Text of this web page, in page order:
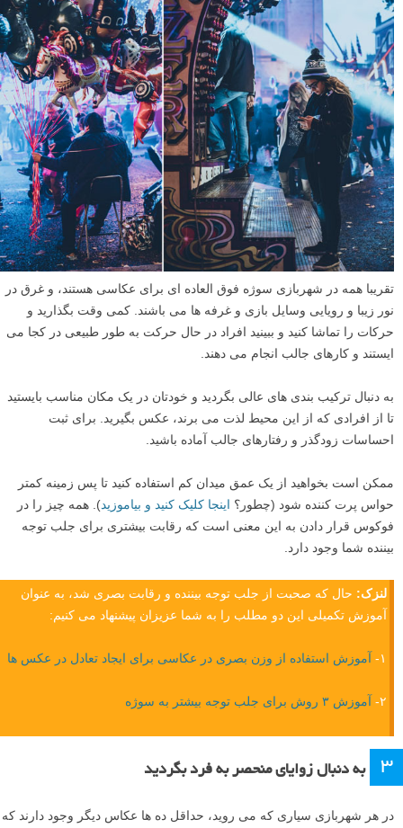
تقریبا همه در شهربازی سوژه فوق العاده ای برای عکاسی هستند، و غرق در
نور زیبا و رویایی وسایل بازی و غرفه ها می باشند. کمی وقت بگذارید و
حرکات را تماشا کنید و ببینید افراد در حال حرکت به طور طبیعی در کجا می
ایستند و کارهای جالب انجام می دهند.
به دنبال ترکیب بندی های عالی بگردید و خودتان در یک مکان مناسب بایستید
تا از افرادی که از این محیط لذت می برند، عکس بگیرید. برای ثبت
احساسات زودگذر و رفتارهای جالب آماده باشید.
ممکن است بخواهید از یک عمق میدان کم استفاده کنید تا پس زمینه کمتر
حواس پرت کننده شود (چطور؟ اینجا کلیک کنید و بیاموزید). همه چیز را در
فوکوس قرار دادن به این معنی است که رقابت بیشتری برای جلب توجه
بیننده شما وجود دارد.
لنزک: حال که صحبت از جلب توجه بیننده و رقابت بصری شد، به عنوان
آموزش تکمیلی این دو مطلب را به شما عزیزان پیشنهاد می کنیم:
۱- آموزش استفاده از وزن بصری در عکاسی برای ایجاد تعادل در عکس ها
۲- آموزش ۳ روش برای جلب توجه بیشتر به سوژه
۳ به دنبال زوایای منحصر به فرد بگردید
در هر شهربازی سیاری که می روید، حداقل ده ها عکاس دیگر وجود دارند که